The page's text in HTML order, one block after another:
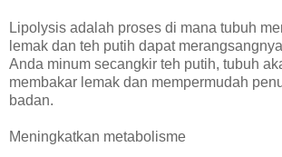
Lipolysis adalah proses di mana tubuh
lemak dan teh putih dapat
Anda minum secangkir teh putih, tubuh
membakar lemak dan mempermudah
badan.
Meningkatkan metabolisme